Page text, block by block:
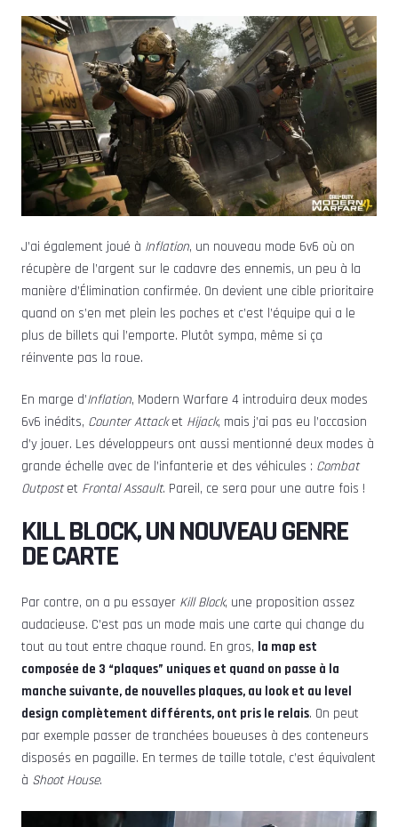
J’ai également joué à Inflation, un nouveau mode 6v6 où on
récupère de l’argent sur le cadavre des ennemis, un peu à la
manière d’Élimination confirmée. On devient une cible prioritaire
quand on s’en met plein les poches et c’est l’équipe qui a le
plus de billets qui l’emporte. Plutôt sympa, même si ça
réinvente pas la roue.
En marge d’Inflation, Modern Warfare 4 introduira deux modes
6v6 inédits, Counter Attacket Hijack, mais j’ai pas eu l’occasion
d’y jouer. Les développeurs ont aussi mentionné deux modes à
grande échelle avec de l’infanterie et des véhicules : Combat
Outpostet Frontal Assault. Pareil, ce sera pour une autre fois !
KILL BLOCK, UN NOUVEAU GENRE
DE CARTE
Par contre, on a pu essayer Kill Block, une proposition assez
audacieuse. C’est pas un mode mais une carte qui change du
tout au tout entre chaque round. En gros, la map est
composée de 3 “plaques” uniques et quand on passe à la
manche suivante, de nouvelles plaques, au look et au level
design complètement différents, ont pris le relais. On peut
par exemple passer de tranchées boueuses à des conteneurs
disposés en pagaille. En termes de taille totale, c’est équivalent
à Shoot House.